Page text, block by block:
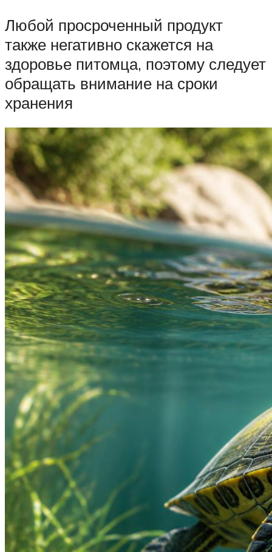
Любой просроченный продукт
также негативно скажется на
здоровье питомца, поэтому следует
обращать внимание на сроки
хранения